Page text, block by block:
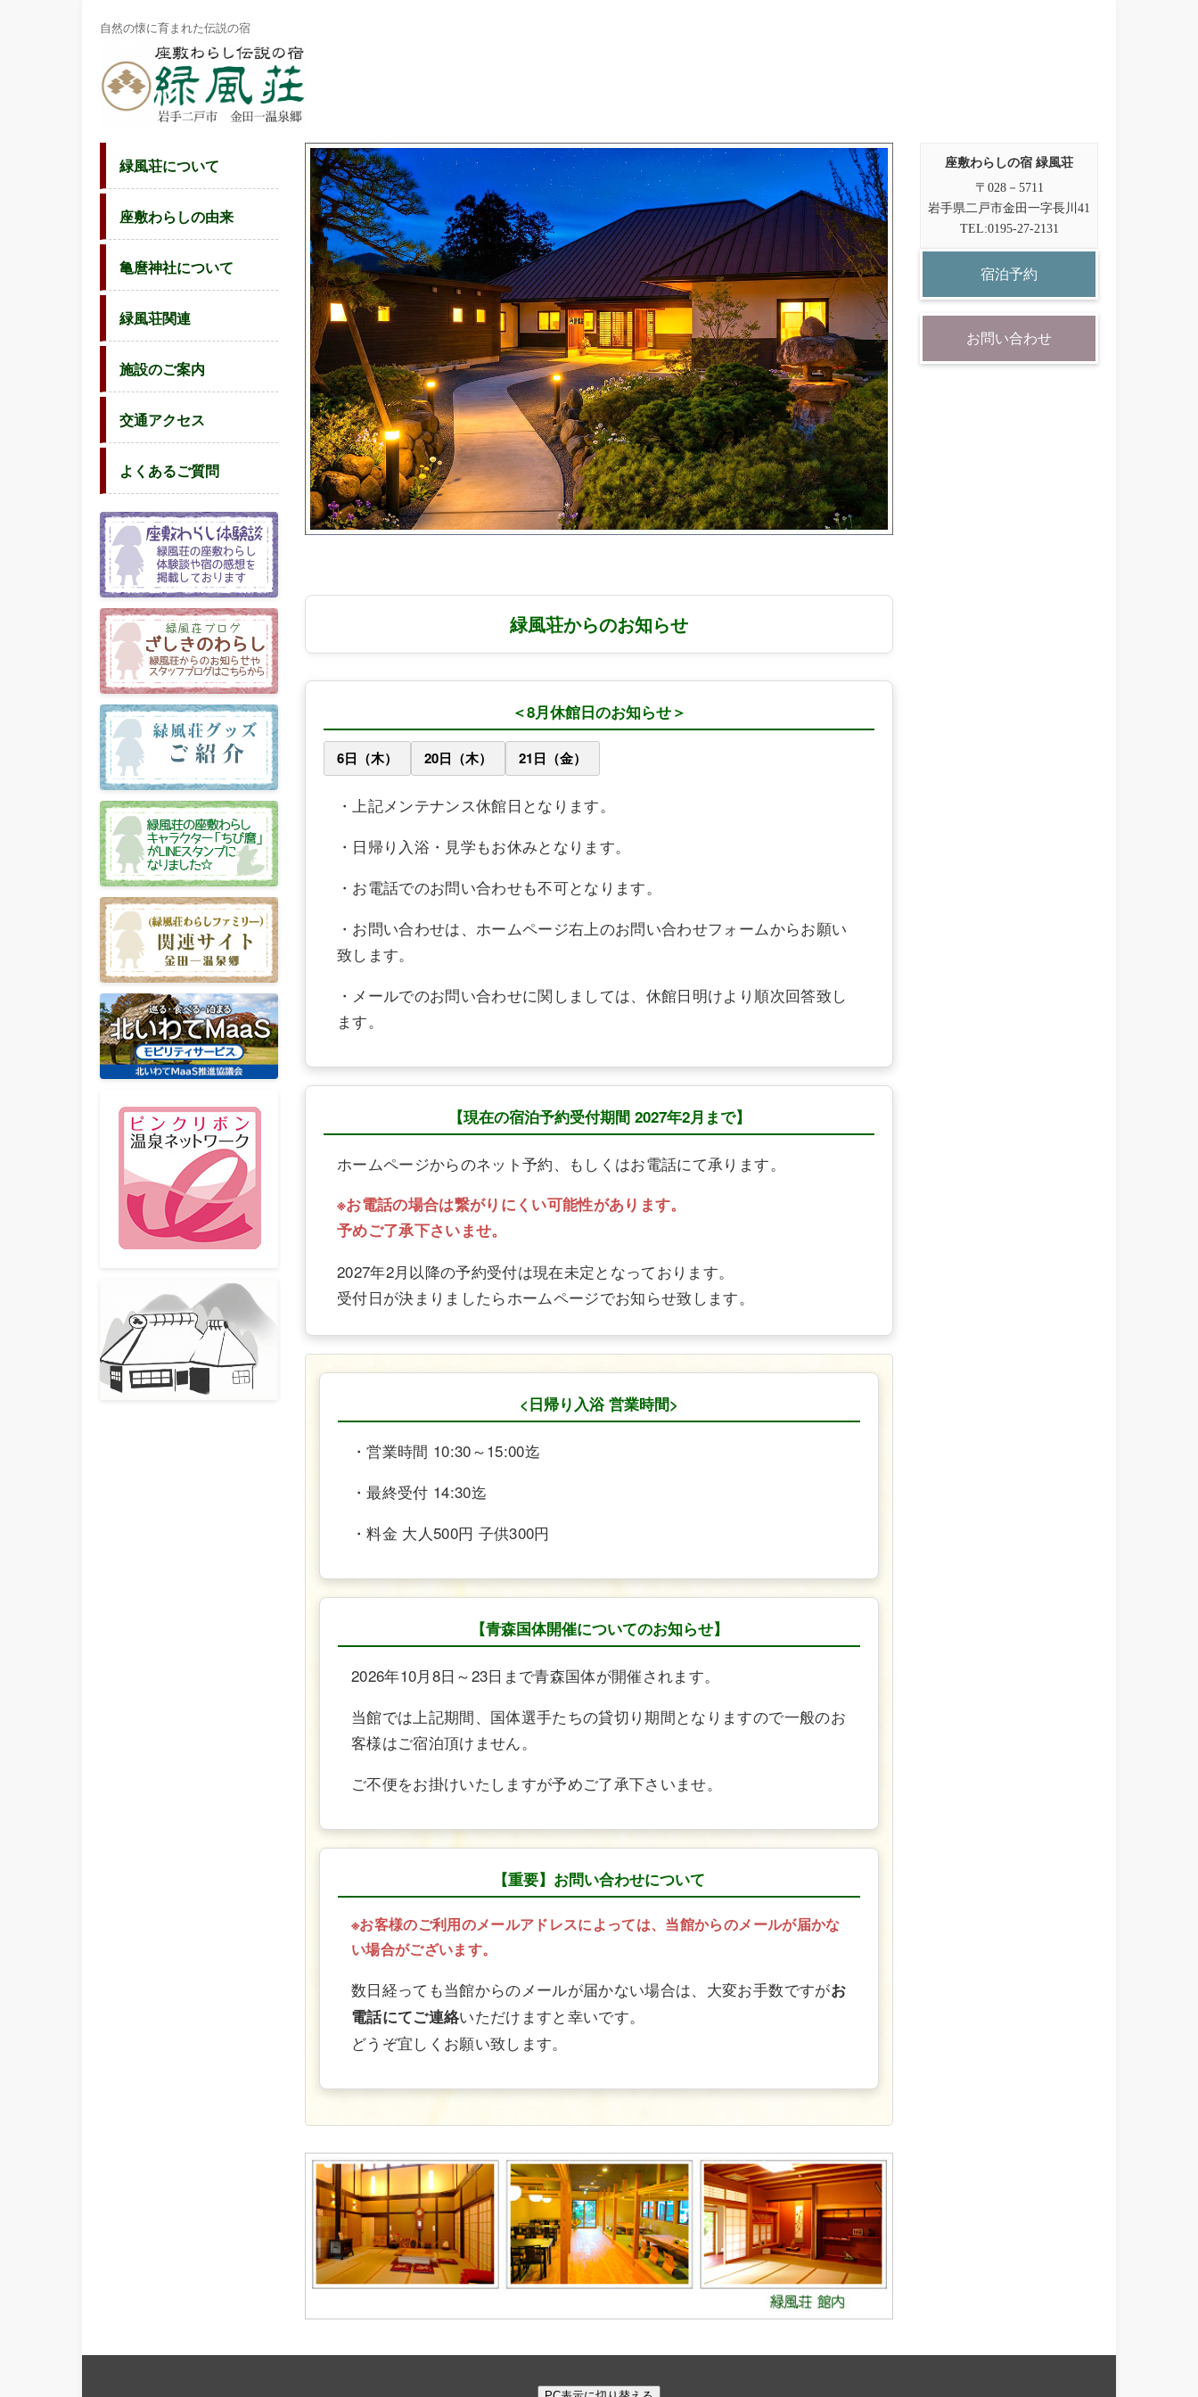
岩
県
二
戸
金
一
座
の
風
|
自然の懐に育まれた伝説の宿
緑風荘からのお知らせ
＜8月休館日のお知らせ＞
6日（木） 20日（木） 21日（金）
・上記メンテナンス休館日となります。
・日帰り入浴・見学もお休みとなります。
・お電話でのお問い合わせも不可となります。
・お問い合わせは、ホームページ右上のお問い合わせフォームからお願い
致します。
・メールでのお問い合わせに関しましては、休館日明けより順次回答致し
ます。
【現在の宿泊予約受付期間 2027年2月まで】
ホームページからのネット予約、もしくはお電話にて承ります。
※お電話の場合は繋がりにくい可能性があります。
予めご了承下さいませ。
2027年2月以降の予約受付は現在未定となっております。
受付日が決まりましたらホームページでお知らせ致します。
<日帰り入浴 営業時間>
・営業時間 10:30～15:00迄
・最終受付 14:30迄
・料金 大人500円 子供300円
【青森国体開催についてのお知らせ】
2026年10月8日～23日まで青森国体が開催されます。
当館では上記期間、国体選手たちの貸切り期間となりますので一般のお
客様はご宿泊頂けません。
ご不便をお掛けいたしますが予めご了承下さいませ。
【重要】お問い合わせについて
※お客様のご利用のメールアドレスによっては、当館からのメールが届かな
い場合がございます。
数日経っても当館からのメールが届かない場合は、大変お手数ですがお
電話にてご連絡いただけますと幸いです。
どうぞ宜しくお願い致します。
緑風荘について
座敷わらしの由来
亀麿神社について
緑風荘関連
施設のご案内
交通アクセス
よくあるご質問
座敷わらしの宿 緑風荘
〒028－5711
岩手県二戸市金田一字長川41
TEL:0195-27-2131
宿泊予約
お問い合わせ